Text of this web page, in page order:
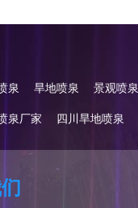
泉 旱地喷泉 景观喷泉
泉厂家 四川旱地喷泉